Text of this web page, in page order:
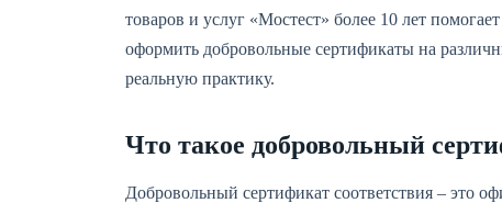
товаров и услуг «Мостест» более 10 лет
оформить добровольные сертификаты на
реальную практику.
Что такое добровольный
Добровольный сертификат соответствия – это